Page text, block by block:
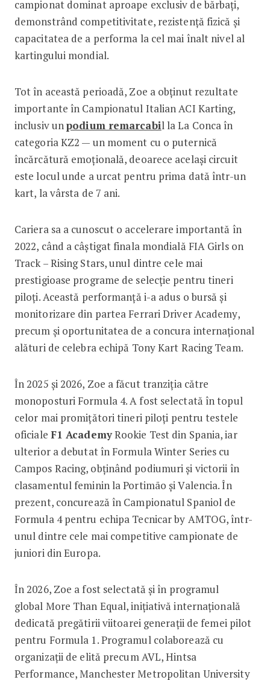
campionat dominat aproape exclusiv de bărbați,
demonstrând competitivitate, rezistență fizică și
capacitatea de a performa la cel mai înalt nivel al
kartingului mondial.
Tot în această perioadă, Zoe a obținut rezultate
importante în Campionatul Italian ACI Karting,
inclusiv unpodium remarcabil la La Conca în
categoria KZ2 — un moment cu o puternică
încărcătură emoțională, deoarece același circuit
este locul unde a urcat pentru prima dată într-un
kart, la vârsta de 7 ani.
Cariera sa a cunoscut o accelerare importantă în
2022, când a câștigat finala mondială FIA Girls on
Track – Rising Stars, unul dintre cele mai
prestigioase programe de selecție pentru tineri
piloți. Această performanță i-a adus o bursă și
monitorizare din partea Ferrari Driver Academy,
precum și oportunitatea de a concura internațional
alături de celebra echipă Tony Kart Racing Team.
În 2025 și 2026, Zoe a făcut tranziția către
monoposturi Formula 4. A fost selectată în topul
celor mai promițători tineri piloți pentru testele
oficiale F1 AcademyRookie Test din Spania, iar
ulterior a debutat în Formula Winter Series cu
Campos Racing, obținând podiumuri și victorii în
clasamentul feminin la Portimão și Valencia. În
prezent, concurează în Campionatul Spaniol de
Formula 4 pentru echipa Tecnicar by AMTOG, într-
unul dintre cele mai competitive campionate de
juniori din Europa.
În 2026, Zoe a fost selectată și în programul
global More Than Equal, inițiativă internațională
dedicată pregătirii viitoarei generații de femei pilot
pentru Formula 1. Programul colaborează cu
organizații de elită precum AVL, Hintsa
Performance, Manchester Metropolitan University